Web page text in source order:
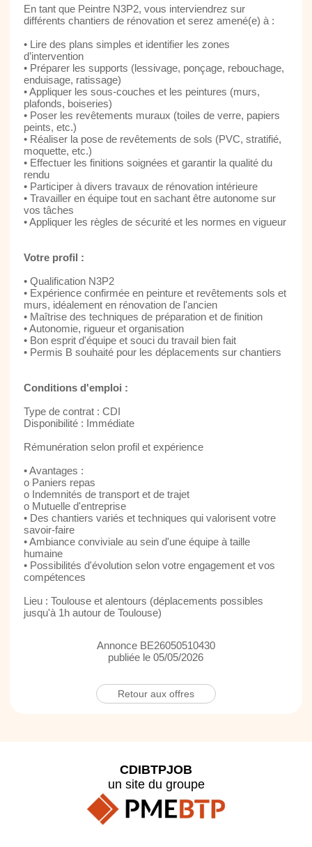
En tant que Peintre N3P2, vous interviendrez sur
différents chantiers de rénovation et serez amené(e) à :
• Lire des plans simples et identifier les zones
d’intervention
• Préparer les supports (lessivage, ponçage, rebouchage,
enduisage, ratissage)
• Appliquer les sous-couches et les peintures (murs,
plafonds, boiseries)
• Poser les revêtements muraux (toiles de verre, papiers
peints, etc.)
• Réaliser la pose de revêtements de sols (PVC, stratifié,
moquette, etc.)
• Effectuer les finitions soignées et garantir la qualité du
rendu
• Participer à divers travaux de rénovation intérieure
• Travailler en équipe tout en sachant être autonome sur
vos tâches
• Appliquer les règles de sécurité et les normes en vigueur
Votre profil :
• Qualification N3P2
• Expérience confirmée en peinture et revêtements sols et
murs, idéalement en rénovation de l'ancien
• Maîtrise des techniques de préparation et de finition
• Autonomie, rigueur et organisation
• Bon esprit d'équipe et souci du travail bien fait
• Permis B souhaité pour les déplacements sur chantiers
Conditions d'emploi :
Type de contrat : CDI
Disponibilité : Immédiate
Rémunération selon profil et expérience
• Avantages :
o Paniers repas
o Indemnités de transport et de trajet
o Mutuelle d'entreprise
• Des chantiers variés et techniques qui valorisent votre
savoir-faire
• Ambiance conviviale au sein d'une équipe à taille
humaine
• Possibilités d'évolution selon votre engagement et vos
compétences
Lieu : Toulouse et alentours (déplacements possibles
jusqu'à 1h autour de Toulouse)
Annonce BE26050510430
publiée le 05/05/2026
Retour aux offres
CDIBTPJOB
un site du groupe